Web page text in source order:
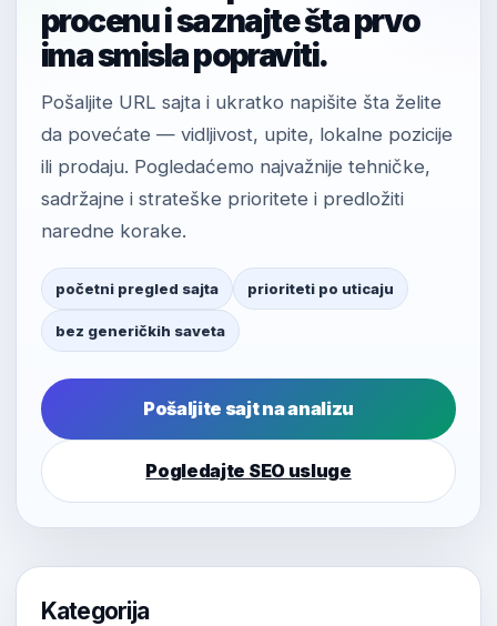
procenu i saznajte šta prvo
ima smisla popraviti.
Pošaljite URL sajta i ukratko napišite šta želite
da povećate — vidljivost, upite, lokalne pozicije
ili prodaju. Pogledaćemo najvažnije tehničke,
sadržajne i strateške prioritete i predložiti
naredne korake.
početni pregled sajta prioriteti po uticaju
bez generičkih saveta
Pošaljite sajt na analizu
Pogledajte SEO usluge
Kategorija